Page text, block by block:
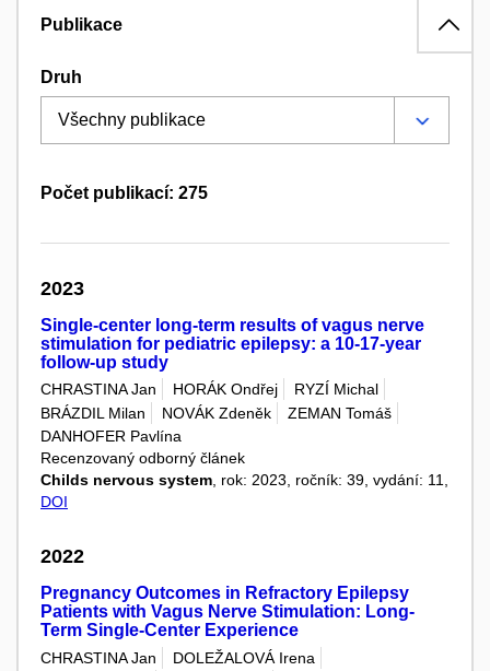
Publikace
Druh
Počet publikací: 275
2023
Single-center long-term results of vagus nerve
stimulation for pediatric epilepsy: a 10-17-year
follow-up study
CHRASTINA Jan HORÁK Ondřej
RYZÍ Michal
BRÁZDIL Milan
NOVÁK Zdeněk
ZEMAN Tomáš
DANHOFER Pavlína
Recenzovaný odborný článek
Childs nervous system , rok: 2023, ročník: 39, vydání: 11,
DOI
2022
Pregnancy Outcomes in Refractory Epilepsy
Patients with Vagus Nerve Stimulation: Long-
Term Single-Center Experience
CHRASTINA Jan
DOLEŽALOVÁ Irena